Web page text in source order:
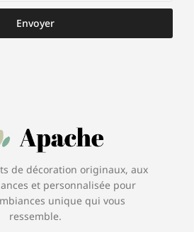
Envoyer
de décoration originaux, aux
et personnalisée pour
unique qui vous
ressemble.